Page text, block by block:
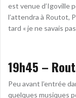
est venue d’Igoville
l’attendra à Routot,
tard « je ne savais
19h45 –
Peu avant l’entrée
quelques musiques